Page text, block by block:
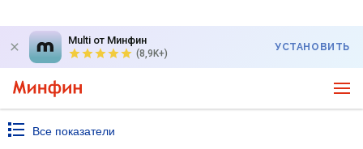
Multi от Минфин
(8,9K+)
УСТАНОВИТЬ
Все показатели